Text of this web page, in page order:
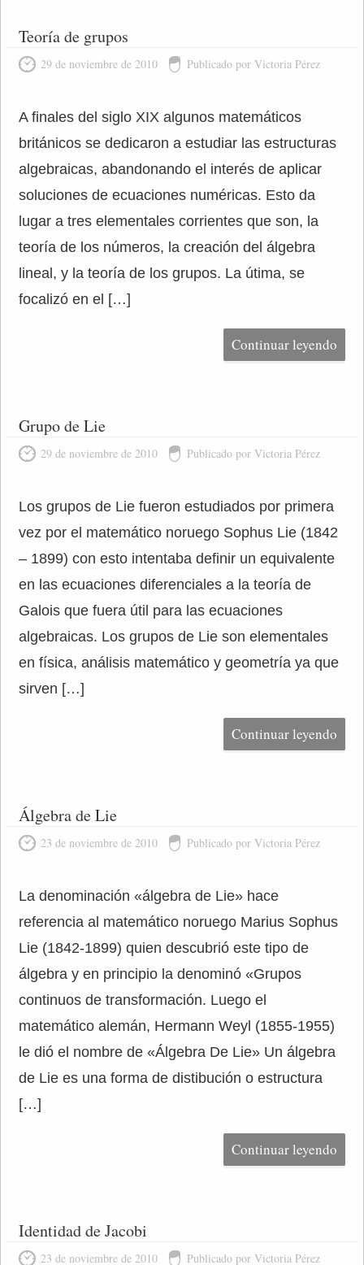
Teoría de grupos
29 de noviembre de 2010 Publicado por Victoria Pérez
A finales del siglo XIX algunos matemáticos
británicos se dedicaron a estudiar las estructuras
algebraicas, abandonando el interés de aplicar
soluciones de ecuaciones numéricas. Esto da
lugar a tres elementales corrientes que son, la
teoría de los números, la creación del álgebra
lineal, y la teoría de los grupos. La útima, se
focalizó en el […]
Continuar leyendo
Grupo de Lie
29 de noviembre de 2010 Publicado por Victoria Pérez
Los grupos de Lie fueron estudiados por primera
vez por el matemático noruego Sophus Lie (1842
– 1899) con esto intentaba deﬁnir un equivalente
en las ecuaciones diferenciales a la teoría de
Galois que fuera útil para las ecuaciones
algebraicas. Los grupos de Lie son elementales
en física, análisis matemático y geometría ya que
sirven […]
Continuar leyendo
Álgebra de Lie
23 de noviembre de 2010 Publicado por Victoria Pérez
La denominación «álgebra de Lie» hace
referencia al matemático noruego Marius Sophus
Lie (1842-1899) quien descubrió este tipo de
álgebra y en principio la denominó «Grupos
continuos de transformación. Luego el
matemático alemán, Hermann Weyl (1855-1955)
le dió el nombre de «Álgebra De Lie» Un álgebra
de Lie es una forma de distibución o estructura
[…]
Continuar leyendo
Identidad de Jacobi
23 de noviembre de 2010 Publicado por Victoria Pérez